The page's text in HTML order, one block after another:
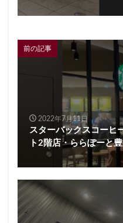
前の記事
2022年7月11日
スターバックスコーヒ
ト2階店・ららぽーと